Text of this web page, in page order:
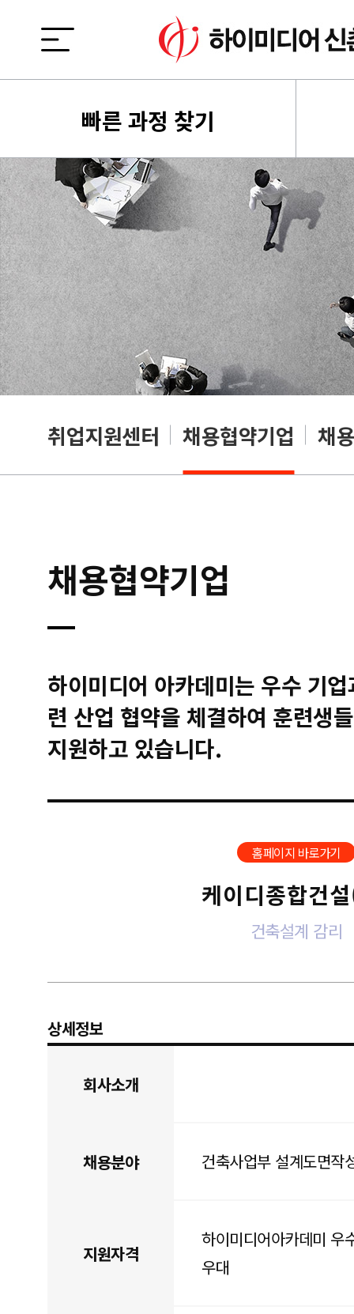
빠른 과정 찾기
취업지원센터 채용협약기업 채
채용협약기업
하이미디어 아카데미는 우수 기
련 산업 협약을 체결하여 훈련생
지원하고 있습니다.
홈페이지 바로가기
케이디종합건
건축설계 감리
상세정보
회사소개
채용분야 건축사업부 설계도면작
지원자격
하이미디어아카데미 우
우대